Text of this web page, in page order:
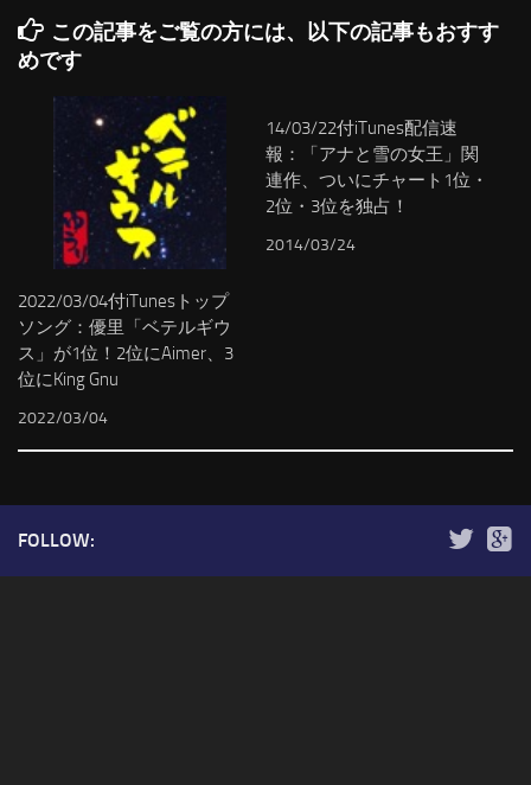
この記事をご覧の方には、以下の記事もおすす
めです
2022/03/04付iTunesトップ
ソング：優里「ベテルギウ
ス」が1位！2位にAimer、3
位にKing Gnu
2022/03/04
14/03/22付iTunes配信速
報：「アナと雪の女王」関
連作、ついにチャート1位・
2位・3位を独占！
2014/03/24
FOLLOW: